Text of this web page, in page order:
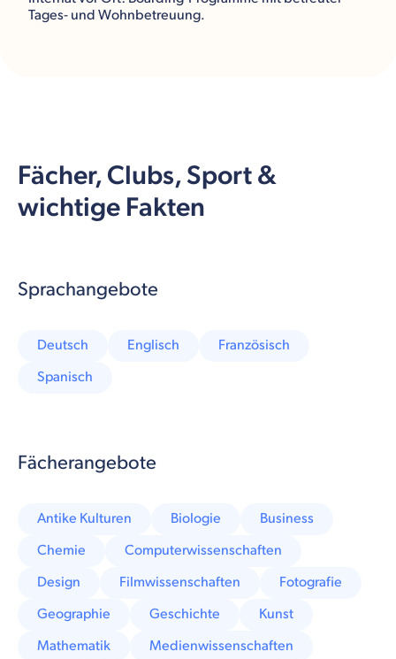
Tages- und Wohnbetreuung.
Fächer, Clubs, Sport &
wichtige Fakten
Sprachangebote
Deutsch Englisch
Französisch
Spanisch
Fächerangebote
Antike Kulturen Biologie
Business
Chemie
Computerwissenschaften
Design
Filmwissenschaften
Fotografie
Geographie
Geschichte
Kunst
Mathematik
Medienwissenschaften